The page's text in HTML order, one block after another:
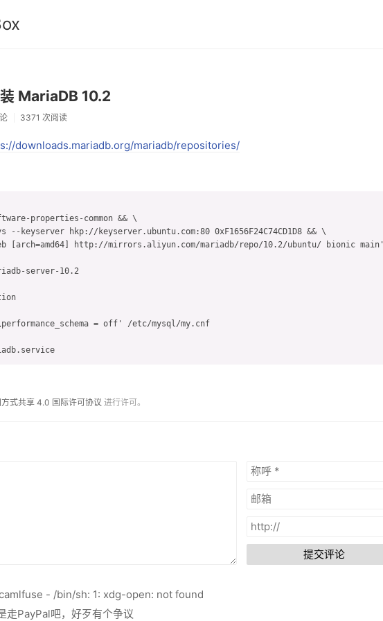
MariaDB 10.2
3371 次阅读
downloads.mariadb.org/mariadb/repositories/
properties-common && \
keyserver hkp://keyserver.ubuntu.com:80 0xF1656F24C74CD1D8 && \
[arch=amd64] http://mirrors.aliyun.com/mariadb/repo/10.2/ubuntu/ bionic main'
server-10.2
= off' /etc/mysql/my.cnf
式共享 4.0 国际许可协议 进行许可。
提交评论
- /bin/sh: 1: xdg-open: not found
走PayPal吧，好歹有个争议